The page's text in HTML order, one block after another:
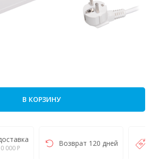
В КОРЗИНУ
000 Р
Возврат 120 дней